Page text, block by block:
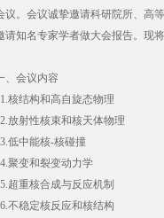
议。会议诚挚邀请科研院所、高
请知名专家学者做大会报告。现
、会议内容
1.核结构和高自旋态物理
2.放射性核束和核天体物理
3.低中能核-核碰撞
4.聚变和裂变动力学
5.超重核合成与反应机制
6.不稳定核反应和核结构